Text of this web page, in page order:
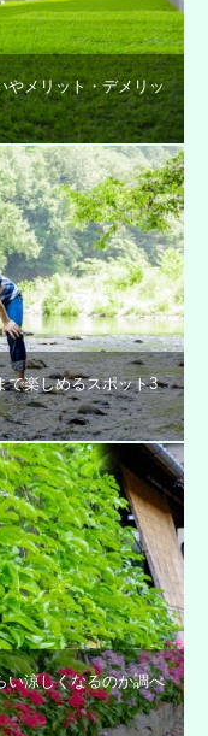
やメリット・デメリッ
で楽しめるスポット3
い涼しくなるのか調べ